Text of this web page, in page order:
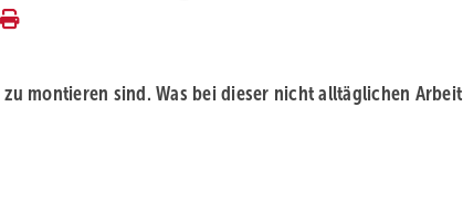
montieren sind. Was bei dieser nicht alltäglichen Arbeit